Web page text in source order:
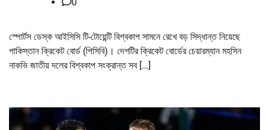
স্পোর্টস ডেস্ক আইসিসি টি-টোয়েন্টি বিশ্বকাপ সামনে রেখে বড় সিদ্ধান্ত নিয়েছে
পাকিস্তান ক্রিকেট বোর্ড (পিসিবি)। দেশটির ক্রিকেট বোর্ডের চেয়ারম্যান মহসিন
নাকভি জাতীয় দলের বিশ্বকাপ সংক্রান্ত সব […]